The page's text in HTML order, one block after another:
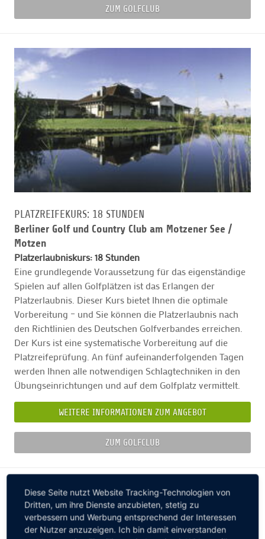
ZUM GOLFCLUB
PLATZREIFEKURS: 18 STUNDEN
Berliner Golf und Country Club am Motzener See /
Motzen
Platzerlaubniskurs: 18 Stunden
Eine grundlegende Voraussetzung für das eigenständige
Spielen auf allen Golfplätzen ist das Erlangen der
Platzerlaubnis. Dieser Kurs bietet Ihnen die optimale
Vorbereitung – und Sie können die Platzerlaubnis nach
den Richtlinien des Deutschen Golfverbandes erreichen.
Der Kurs ist eine systematische Vorbereitung auf die
Platzreifeprüfung. An fünf aufeinanderfolgenden Tagen
werden Ihnen alle notwendigen Schlagtechniken in den
Übungseinrichtungen und auf dem Golfplatz vermittelt.
WEITERE INFORMATIONEN ZUM ANGEBOT
ZUM GOLFCLUB
Diese Seite nutzt Website Tracking-Technologien von
Dritten, um ihre Dienste anzubieten, stetig zu
verbessern und Werbung entsprechend der Interessen
der Nutzer anzuzeigen. Ich bin damit einverstanden